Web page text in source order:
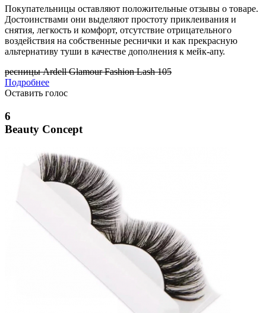
Покупательницы оставляют положительные отзывы о товаре.
Достоинствами они выделяют простоту приклеивания и
снятия, легкость и комфорт, отсутствие отрицательного
воздействия на собственные реснички и как прекрасную
альтернативу туши в качестве дополнения к мейк-апу.
ресницы Ardell Glamour Fashion Lash 105
Подробнее
Оставить голос
6
Beauty Concept